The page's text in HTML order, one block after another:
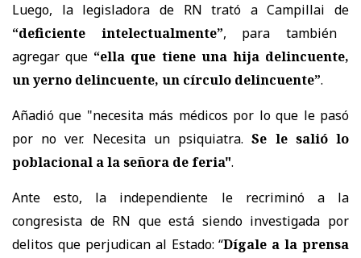
Luego, la legisladora de RN trató a Campillai de
“deficiente intelectualmente”, para también
agregar que “ella que tiene una hija delincuente,
un yerno delincuente, un círculo delincuente”.
Añadió que "necesita más médicos por lo que le pasó
por no ver. Necesita un psiquiatra. Se le salió lo
poblacional a la señora de feria".
Ante esto, la independiente le recriminó a la
congresista de RN que está siendo investigada por
delitos que perjudican al Estado: “Dígale a la prensa